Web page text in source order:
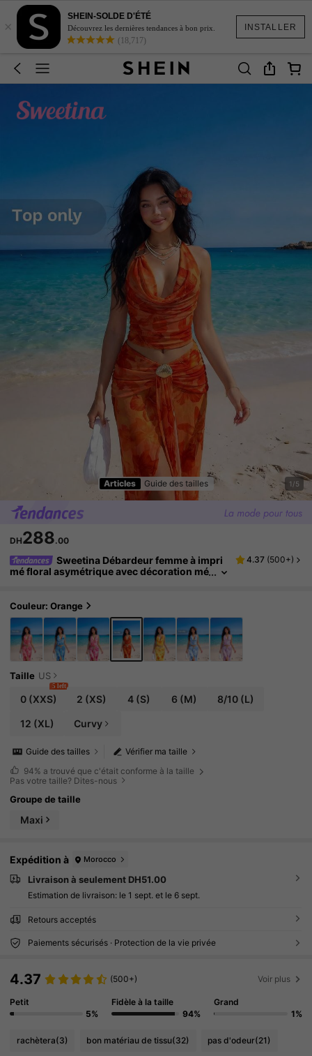
INSTALLER
×
SHEIN-SOLDE D'ÉTÉ
Découvrez les dernières tendances à bon prix.
(18,717)
Articles Guide des tailles 1/5
DH288.00
Sweetina Débardeur femme à impri
mé floral asymétrique avec décoration mé
4.37 (500+)
Couleur: Orange
Taille US
0(XXS)
5 left
2 (XS) 4 (S) 6 (M) 8/10 (L)
12 (XL) Curvy
Vérifier ma taille
Guide des tailles
94% a trouvé que c'était conforme à la taille
Pas votre taille? Dites-nous
Groupe de taille
Maxi
Expédition à Morocco
Livraison à seulement DH51.00
Estimation de livraison: le 1 sept. et le 6 sept.
Retours acceptés
Paiements sécurisés · Protection de la vie privée
4.37 (500+) Voir plus
Petit
5%
Fidèle à la taille
94%
Grand
1%
rachètera(3) bon matériau de tissu(32) pas d'odeur(21)